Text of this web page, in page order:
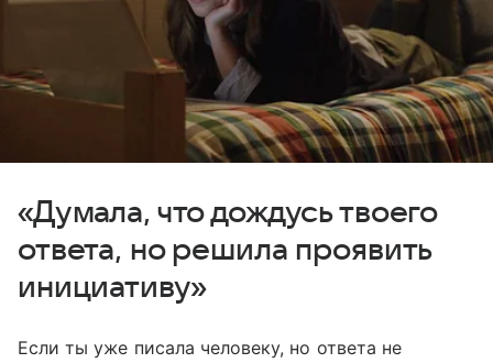
«Думала, что дождусь твоего
ответа, но решила проявить
инициативу»
Если ты уже писала человеку, но ответа не